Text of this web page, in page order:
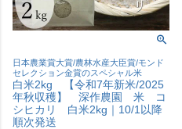
日本農業賞大賞/農林水産大臣賞/モンド
セレクション金賞のスペシャル米
白米2kg 【令和7年新米/2025
年秋収穫】 深作農園 米 コ
シヒカリ 白米2kg｜10/1以降
順次発送